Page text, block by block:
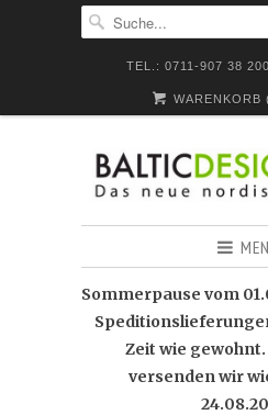
TEL.: 0711-907 38 200
WARENKORB
Sommerpause vom
Zeit wie
versenden wir